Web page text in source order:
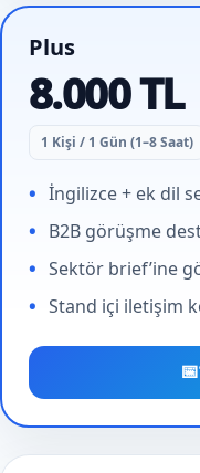
Plus
8.000 TL
1 Kişi / 1 Gün (1–8 Saat)
İngilizce + ek dil
B2B görüşme
Sektör brief’ine
Stand içi iletişim
📅